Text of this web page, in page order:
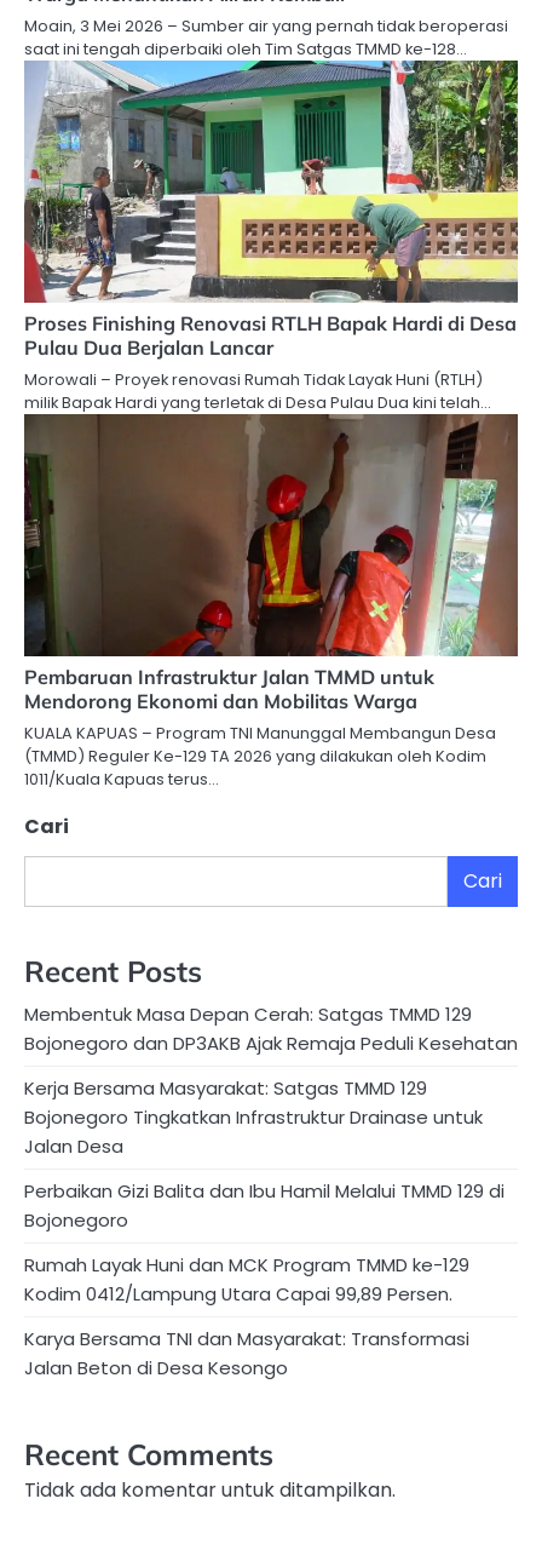
Moain, 3 Mei 2026 – Sumber air yang pernah tidak beroperasi
saat ini tengah diperbaiki oleh Tim Satgas TMMD ke-128…
Proses Finishing Renovasi RTLH Bapak Hardi di Desa
Pulau Dua Berjalan Lancar
Morowali – Proyek renovasi Rumah Tidak Layak Huni (RTLH)
milik Bapak Hardi yang terletak di Desa Pulau Dua kini telah…
Pembaruan Infrastruktur Jalan TMMD untuk
Mendorong Ekonomi dan Mobilitas Warga
KUALA KAPUAS – Program TNI Manunggal Membangun Desa
(TMMD) Reguler Ke-129 TA 2026 yang dilakukan oleh Kodim
1011/Kuala Kapuas terus…
Cari
Cari
Recent Posts
Membentuk Masa Depan Cerah: Satgas TMMD 129
Bojonegoro dan DP3AKB Ajak Remaja Peduli Kesehatan
Kerja Bersama Masyarakat: Satgas TMMD 129
Bojonegoro Tingkatkan Infrastruktur Drainase untuk
Jalan Desa
Perbaikan Gizi Balita dan Ibu Hamil Melalui TMMD 129 di
Bojonegoro
Rumah Layak Huni dan MCK Program TMMD ke-129
Kodim 0412/Lampung Utara Capai 99,89 Persen.
Karya Bersama TNI dan Masyarakat: Transformasi
Jalan Beton di Desa Kesongo
Recent Comments
Tidak ada komentar untuk ditampilkan.